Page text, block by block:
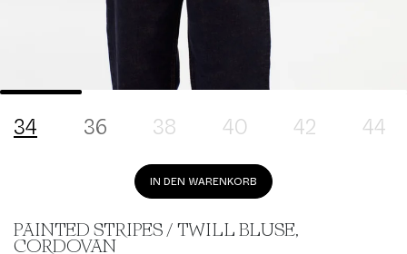
PAINTED STRIPES / TWILL BLUSE,
CORDOVAN
34 36 38 40 42 44